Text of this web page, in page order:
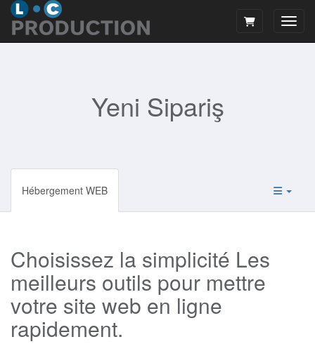
Yeni Sipariş
Hébergement WEB
Choisissez la simplicité Les
meilleurs outils pour mettre
votre site web en ligne
rapidement.